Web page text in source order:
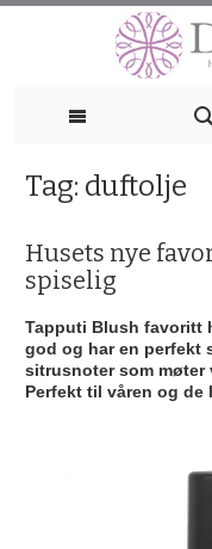
Tag: duftolje
Husets nye
spiselig
Tapputi Blush favoritt
god og har en perfekt
sitrusnoter som møter
Perfekt til våren og de